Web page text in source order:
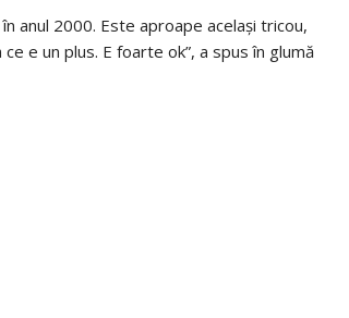
anul 2000. Este aproape același tricou,
e un plus. E foarte ok”, a spus în glumă